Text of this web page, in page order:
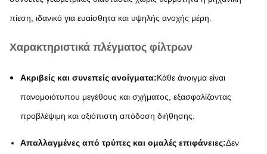
πίεση, ιδανικό για ευαίσθητα και υψηλής ανοχής μέρη.
Χαρακτηριστικά πλέγματος φίλτρων
Ακριβείς και συνεπείς ανοίγματα:Κάθε άνοιγμα είναι
πανομοιότυπου μεγέθους και σχήματος, εξασφαλίζοντας
προβλέψιμη και αξιόπιστη απόδοση διήθησης.
Απαλλαγμένες από τρύπες και ομαλές επιφάνειες:Δεν